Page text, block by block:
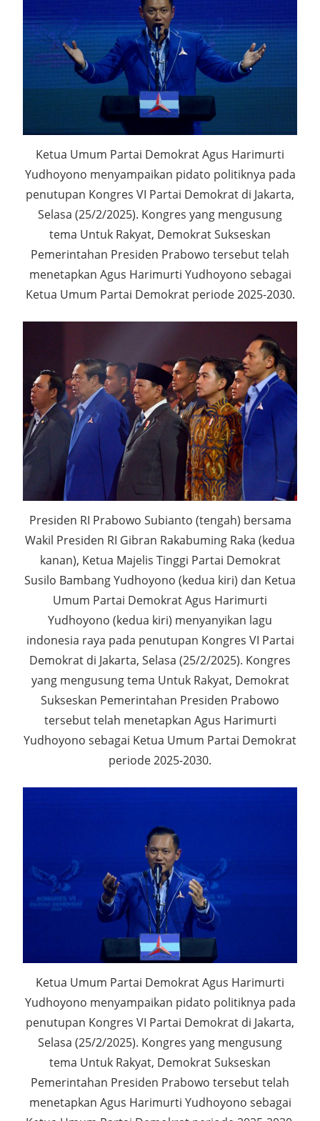
Ketua Umum Partai Demokrat Agus Harimurti
Yudhoyono menyampaikan pidato politiknya pada
penutupan Kongres VI Partai Demokrat di Jakarta,
Selasa (25/2/2025). Kongres yang mengusung
tema Untuk Rakyat, Demokrat Sukseskan
Pemerintahan Presiden Prabowo tersebut telah
menetapkan Agus Harimurti Yudhoyono sebagai
Ketua Umum Partai Demokrat periode 2025-2030.
Presiden RI Prabowo Subianto (tengah) bersama
Wakil Presiden RI Gibran Rakabuming Raka (kedua
kanan), Ketua Majelis Tinggi Partai Demokrat
Susilo Bambang Yudhoyono (kedua kiri) dan Ketua
Umum Partai Demokrat Agus Harimurti
Yudhoyono (kedua kiri) menyanyikan lagu
indonesia raya pada penutupan Kongres VI Partai
Demokrat di Jakarta, Selasa (25/2/2025). Kongres
yang mengusung tema Untuk Rakyat, Demokrat
Sukseskan Pemerintahan Presiden Prabowo
tersebut telah menetapkan Agus Harimurti
Yudhoyono sebagai Ketua Umum Partai Demokrat
periode 2025-2030.
Ketua Umum Partai Demokrat Agus Harimurti
Yudhoyono menyampaikan pidato politiknya pada
penutupan Kongres VI Partai Demokrat di Jakarta,
Selasa (25/2/2025). Kongres yang mengusung
tema Untuk Rakyat, Demokrat Sukseskan
Pemerintahan Presiden Prabowo tersebut telah
menetapkan Agus Harimurti Yudhoyono sebagai